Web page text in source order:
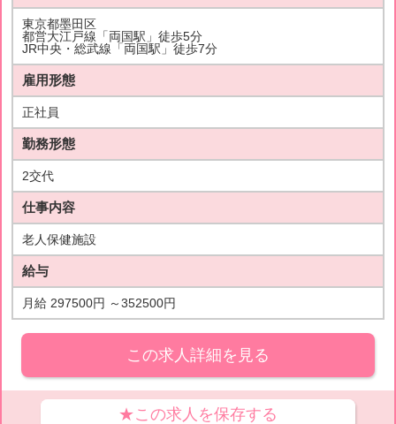
東京都墨田区
都営大江戸線「両国駅」徒歩5分
JR中央・総武線「両国駅」徒歩7分
雇用形態
正社員
勤務形態
2交代
仕事内容
老人保健施設
給与
月給 297500円 ～352500円
この求人詳細を見る
★この求人を保存する